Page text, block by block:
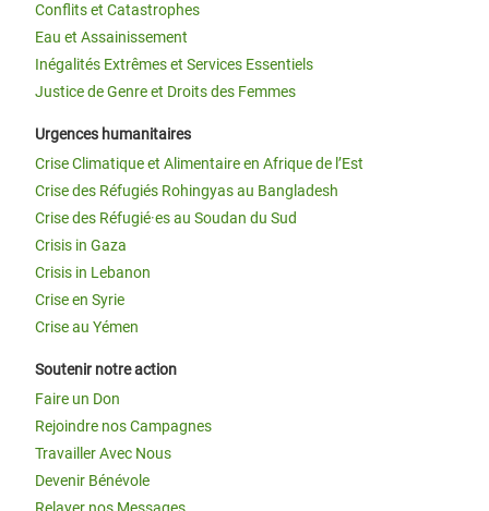
Conflits et Catastrophes
Eau et Assainissement
Inégalités Extrêmes et Services Essentiels
Justice de Genre et Droits des Femmes
Urgences humanitaires
Crise Climatique et Alimentaire en Afrique de l’Est
Crise des Réfugiés Rohingyas au Bangladesh
Crise des Réfugié·es au Soudan du Sud
Crisis in Gaza
Crisis in Lebanon
Crise en Syrie
Crise au Yémen
Soutenir notre action
Faire un Don
Rejoindre nos Campagnes
Travailler Avec Nous
Devenir Bénévole